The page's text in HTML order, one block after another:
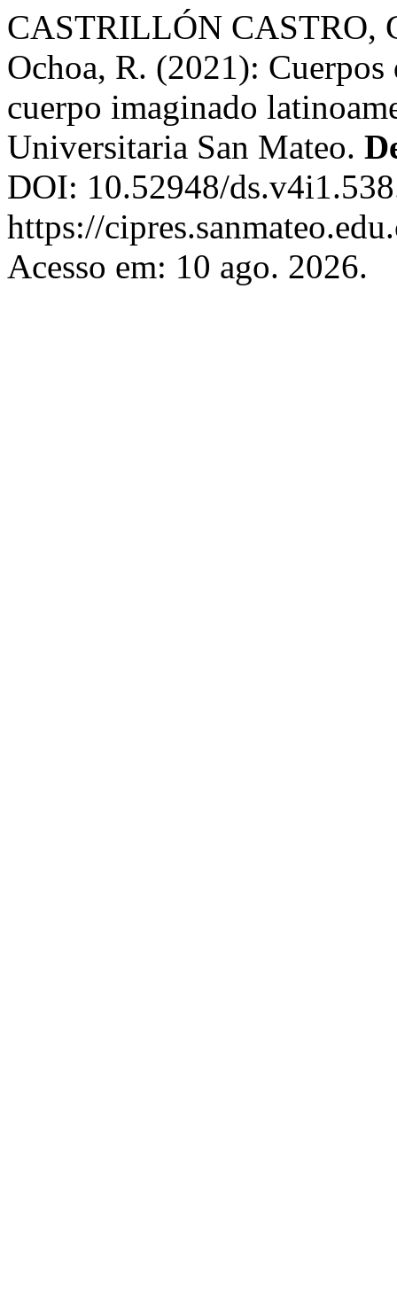
CASTRILLÓN CASTRO,
Ochoa, R. (2021): Cuerpos
cuerpo imaginado
Universitaria San Mateo.
DOI: 10.52948/
https://
Acesso em: 10 ago. 2026.